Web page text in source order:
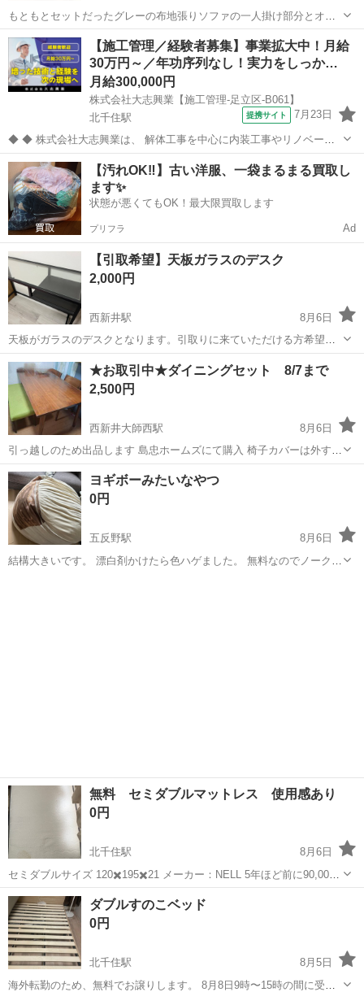
もともとセットだったグレーの布地張りソファの一人掛け部分とオッ
トマン２個です。首を支えるネックホルダー（取り外し自由）付き。
使用には問題ありませんが、擦り切れ感など使用感ありますので、中
古品であることをご了知の上でお求めくだ...
東京 足立区 荒川七丁目駅 ソファ 布地
【施工管理／経験者募集】事業拡大中！月給
30万円～／年功序列なし！実力をしっか…
月給300,000円
株式会社大志興業【施工管理-足立区-B061】
北千住駅
提携サイト 7月23日
◆ ◆ 株式会社大志興業は、 解体工事を中心に内装工事やリノベーシ
ョン工事まで幅広く手掛ける総合建設企業です。 住宅・店舗・ビルな
ど多様な現場に対応し、解体から施工、廃棄物処理まで一貫して行っ
ています。 20代～40代の...
東京 足立区 北千住駅 その他
【汚れOK‼️】古い洋服、一袋まるまる買取し
ます✨
状態が悪くてもOK！最大限買取します
プリフラ Ad
【引取希望】天板ガラスのデスク
2,000円
西新井駅
8月6日
天板がガラスのデスクとなります。引取りに来ていただける方希望で
す。 よろしくお願いします。
東京 足立区 西新井駅 テーブル
★お取引中★ダイニングセット 8/7まで
2,500円
西新井大師西駅
8月6日
引っ越しのため出品します 島忠ホームズにて購入 椅子カバーは外すと
茶色のシートです 傷等あり お渡し後の返品、クレームは不可です 8月
中旬位までに自宅にとりにきてくれるかた限定です
東京 足立区 西新井大師西駅 ダイニングセット
ヨギボーみたいなやつ
0円
五反野駅
8月6日
結構大きいです。 漂白剤かけたら色ハゲました。 無料なのでノークレ
無料 セミダブルマットレス 使用感あり
0円
北千住駅
8月6日
セミダブルサイズ 120✖️195✖️21 メーカー：NELL 5年ほど前に90,000
円で購入しました。 ヘタレはほぼありませんが、一部シミ、汚れあり
ます。
東京 足立区 北千住駅
ダブルすのこベッド
0円
北千住駅
8月5日
海外転勤のため、無料でお譲りします。 8月8日9時〜15時の間に受け